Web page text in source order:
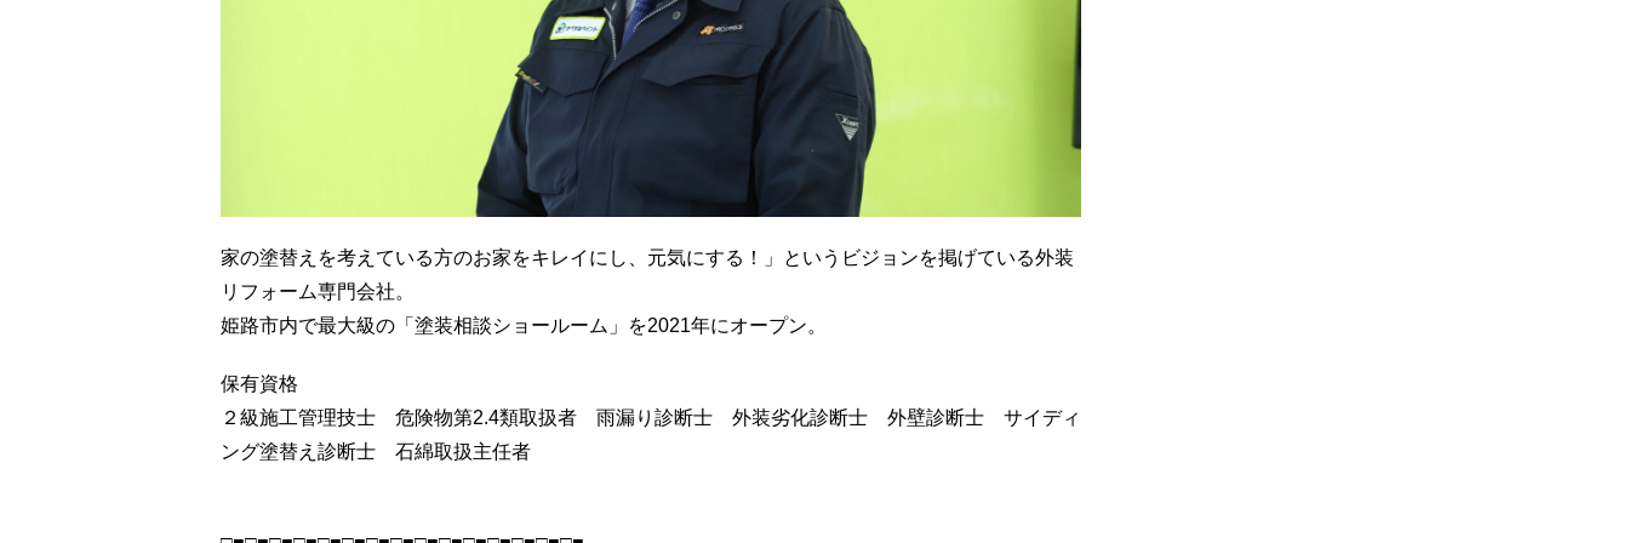
家の塗替えを考えている方のお家をキレイにし、元気にする！」というビジョンを掲げている外装
リフォーム専門会社。
姫路市内で最大級の「塗装相談ショールーム」を2021年にオープン。
保有資格
２級施工管理技士 危険物第2.4類取扱者 雨漏り診断士 外装劣化診断士 外壁診断士 サイディ
ング塗替え診断士 石綿取扱主任者